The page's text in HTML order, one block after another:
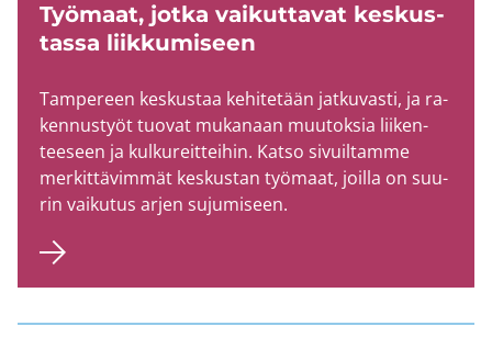
Työ­maat, jotka vai­kut­ta­vat kes­kus­
tas­sa liik­ku­mi­seen
Tam­pe­reen kes­kus­taa ke­hi­te­tään jat­ku­vas­ti, ja ra­
ken­nus­työt tuo­vat mu­ka­naan muu­tok­sia lii­ken­
tee­seen ja kul­ku­reit­tei­hin. Katso si­vuil­tam­me
mer­kit­tä­vim­mät kes­kus­tan työ­maat, joil­la on suu­
rin vai­ku­tus arjen su­ju­mi­seen.